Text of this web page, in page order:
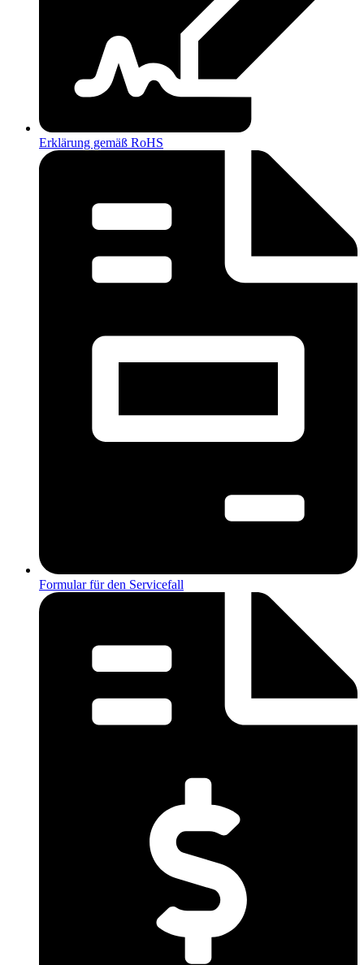
Erklärung gemäß RoHS
Formular für den Servicefall